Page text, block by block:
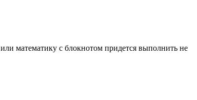
математику с блокнотом придется выполнить не